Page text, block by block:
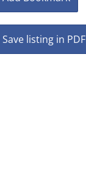
Save listing in PDF